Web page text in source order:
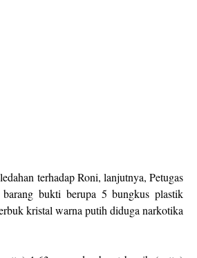
terhadap Roni, lanjutnya, Petugas
barang bukti berupa 5 bungkus plastik
kristal warna putih diduga narkotika